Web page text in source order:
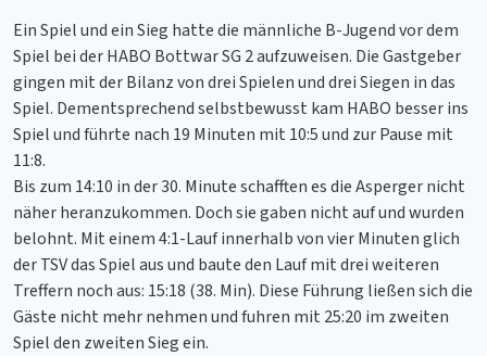
Ein Spiel und ein Sieg hatte die männliche B-Jugend vor dem
Spiel bei der HABO Bottwar SG 2 aufzuweisen. Die Gastgeber
gingen mit der Bilanz von drei Spielen und drei Siegen in das
Spiel. Dementsprechend selbstbewusst kam HABO besser ins
Spiel und führte nach 19 Minuten mit 10:5 und zur Pause mit
11:8.
Bis zum 14:10 in der 30. Minute schafften es die Asperger nicht
näher heranzukommen. Doch sie gaben nicht auf und wurden
belohnt. Mit einem 4:1-Lauf innerhalb von vier Minuten glich
der TSV das Spiel aus und baute den Lauf mit drei weiteren
Treffern noch aus: 15:18 (38. Min). Diese Führung ließen sich die
Gäste nicht mehr nehmen und fuhren mit 25:20 im zweiten
Spiel den zweiten Sieg ein.